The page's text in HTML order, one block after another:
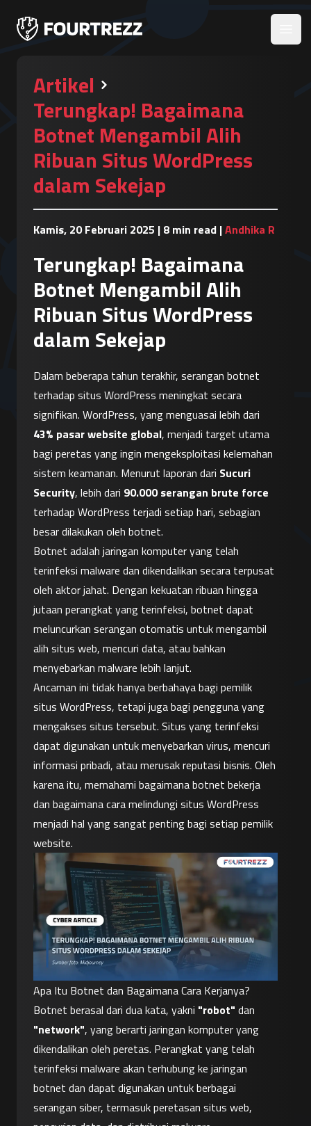
Artikel
Terungkap! Bagaimana
Botnet Mengambil Alih
Ribuan Situs WordPress
dalam Sekejap
Kamis, 20 Februari 2025 | 8 min read |Andhika R
Terungkap! Bagaimana
Botnet Mengambil Alih
Ribuan Situs WordPress
dalam Sekejap
Dalam beberapa tahun terakhir, serangan botnet
terhadap situs WordPress meningkat secara
43% pasar website global, menjadi target utama
bagi peretas yang ingin mengeksploitasi kelemahan
sistem keamanan. Menurut laporan dari Sucuri
Security, lebih dari 90.000 serangan brute force
terhadap WordPress terjadi setiap hari, sebagian
besar dilakukan oleh botnet.
Botnet adalah jaringan komputer yang telah
terinfeksi malware dan dikendalikan secara terpusat
oleh aktor jahat. Dengan kekuatan ribuan hingga
jutaan perangkat yang terinfeksi, botnet dapat
meluncurkan serangan otomatis untuk mengambil
alih situs web, mencuri data, atau bahkan
menyebarkan malware lebih lanjut.
Ancaman ini tidak hanya berbahaya bagi pemilik
situs WordPress, tetapi juga bagi pengguna yang
mengakses situs tersebut. Situs yang terinfeksi
dapat digunakan untuk menyebarkan virus, mencuri
informasi pribadi, atau merusak reputasi bisnis. Oleh
karena itu, memahami bagaimana botnet bekerja
dan bagaimana cara melindungi situs WordPress
menjadi hal yang sangat penting bagi setiap pemilik
website.
Apa Itu Botnet dan Bagaimana Cara Kerjanya?
Botnet berasal dari dua kata, yakni "robot"
"network", yang berarti jaringan komputer yang
dikendalikan oleh peretas. Perangkat yang telah
terinfeksi malware akan terhubung ke jaringan
botnet dan dapat digunakan untuk berbagai
serangan siber, termasuk peretasan situs web,